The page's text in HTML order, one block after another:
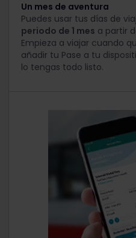
Un mes de aventura
Puedes usar tus días de
periodo de 1 mes a partir
Empieza a viajar cuando
añadir tu Pase a tu
lo tengas todo listo.